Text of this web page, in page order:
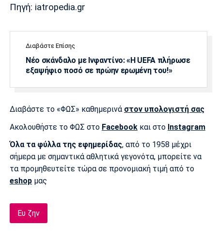
Πηγή: iatropedia.gr
Διαβάστε Επίσης
Νέο σκάνδαλο με Ινφαντίνο: «Η UEFA πλήρωσε
εξαψήφιο ποσό σε πρώην ερωμένη του!»
Διαβάστε το «ΦΩΣ» καθημερινά στον υπολογιστή σας
Ακολουθήστε το ΦΩΣ στο Facebook και στο Instagram
Όλα τα φύλλα της εφημερίδας, από το 1958 μέχρι
σήμερα με σημαντικά αθλητικά γεγονότα, μπορείτε να
τα προμηθευτείτε τώρα σε προνομιακή τιμή από το
eshop μας
Ευ ζην